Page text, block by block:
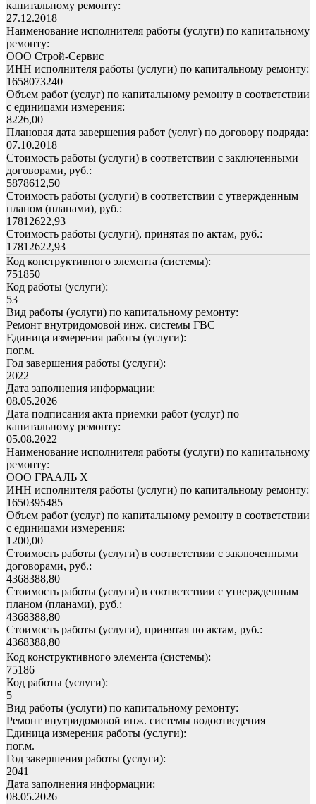
капитальному ремонту:
27.12.2018
Наименование исполнителя работы (услуги) по капитальному
ремонту:
ООО Строй-Сервис
ИНН исполнителя работы (услуги) по капитальному ремонту:
1658073240
Объем работ (услуг) по капитальному ремонту в соответствии
с единицами измерения:
8226,00
Плановая дата завершения работ (услуг) по договору подряда:
07.10.2018
Стоимость работы (услуги) в соответствии с заключенными
договорами, руб.:
5878612,50
Стоимость работы (услуги) в соответствии с утвержденным
планом (планами), руб.:
17812622,93
Стоимость работы (услуги), принятая по актам, руб.:
17812622,93
Код конструктивного элемента (системы):
751850
Код работы (услуги):
53
Вид работы (услуги) по капитальному ремонту:
Ремонт внутридомовой инж. системы ГВС
Единица измерения работы (услуги):
пог.м.
Год завершения работы (услуги):
2022
Дата заполнения информации:
08.05.2026
Дата подписания акта приемки работ (услуг) по
капитальному ремонту:
05.08.2022
Наименование исполнителя работы (услуги) по капитальному
ремонту:
ООО ГРААЛЬ Х
ИНН исполнителя работы (услуги) по капитальному ремонту:
1650395485
Объем работ (услуг) по капитальному ремонту в соответствии
с единицами измерения:
1200,00
Стоимость работы (услуги) в соответствии с заключенными
договорами, руб.:
4368388,80
Стоимость работы (услуги) в соответствии с утвержденным
планом (планами), руб.:
4368388,80
Стоимость работы (услуги), принятая по актам, руб.:
4368388,80
Код конструктивного элемента (системы):
75186
Код работы (услуги):
5
Вид работы (услуги) по капитальному ремонту:
Ремонт внутридомовой инж. системы водоотведения
Единица измерения работы (услуги):
пог.м.
Год завершения работы (услуги):
2041
Дата заполнения информации:
08.05.2026